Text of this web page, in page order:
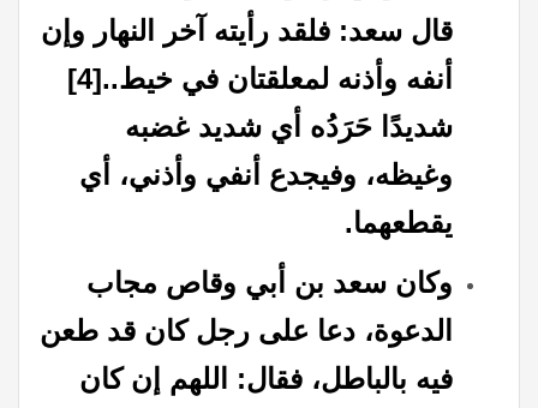
قال سعد: فلقد رأيته آخر النهار وإن
أنفه وأذنه لمعلقتان في خيط.
.
[4]
شديدًا حَرَدُه أي شديد غضبه
وغيظه، وفيجدع أنفي وأذني، أي
يقطعهما.
وكان سعد بن أبي وقاص مجاب
الدعوة، دعا على رجل كان قد طعن
فيه بالباطل، فقال: اللهم إن كان